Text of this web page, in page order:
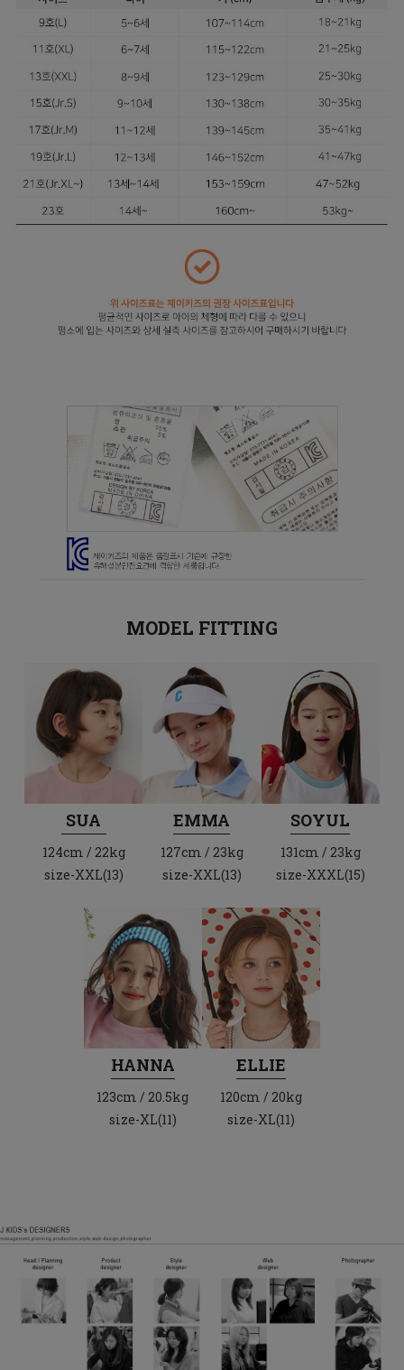
MODEL FITTING
SUA
124cm / 22kg
size-XXL(13)
EMMA
127cm / 23kg
size-XXL(13)
SOYUL
131cm / 23kg
size-XXXL(15)
HANNA
123cm / 20.5kg
size-XL(11)
ELLIE
120cm / 20kg
size-XL(11)